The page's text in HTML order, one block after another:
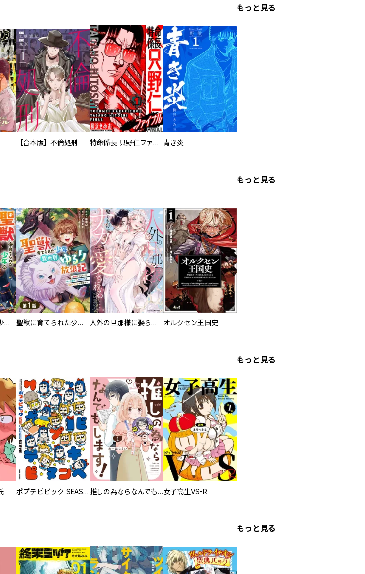
もっと見る
【合本版】不倫処刑 特命係長 只野仁ファイナル 愛蔵版 青き炎
もっと見る
聖獣に育てられた少年の異世界ゆるり放浪記～神様からもらったチート魔法で、仲間たちとスローライフを満喫中～ 聖獣に育てられた少年の異世界ゆるり放浪記～神様からもらったチート魔法で、仲間たちとスローライフを満喫中～【分冊版】 人外の旦那様に娶られ毎晩ナカまで愛される…。アンソロジー オルクセン王国史
もっと見る
ポプテピピック SEASON EIGHT 推しの為ならなんでもします！女子高生VS-R
もっと見る